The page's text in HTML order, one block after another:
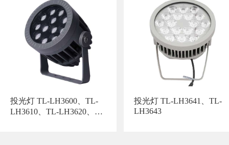
投光灯 TL-LH3600、TL-
LH3610、TL-LH3620、
投光灯 TL-LH3641、TL-
LH3643